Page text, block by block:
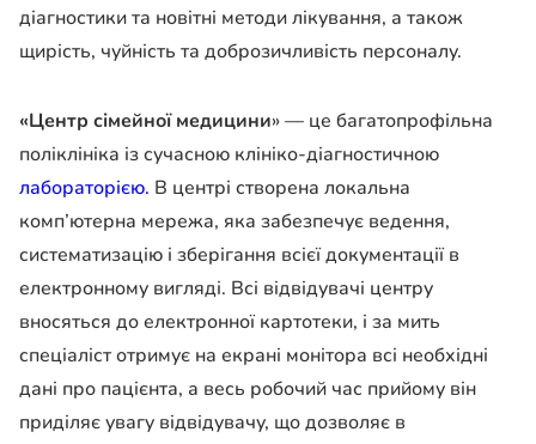
діагностики та новітні методи лікування, а також
щирість, чуйність та доброзичливість персоналу.
«Центр сімейної медицини» — це багатопрофільна
поліклініка із сучасною клініко-діагностичною
лабораторією. В центрі створена локальна
комп’ютерна мережа, яка забезпечує ведення,
систематизацію і зберігання всієї документації в
електронному вигляді. Всі відвідувачі центру
вносяться до електронної картотеки, і за мить
спеціаліст отримує на екрані монітора всі необхідні
дані про пацієнта, а весь робочий час прийому він
приділяє увагу відвідувачу, що дозволяє в